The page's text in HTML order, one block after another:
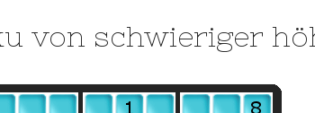
von schwieriger